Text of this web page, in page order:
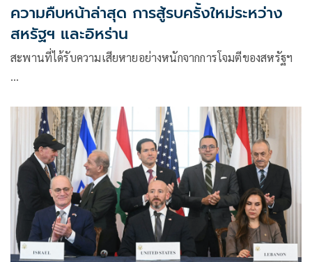
ความคืบหน้าล่าสุด การสู้รบครั้งใหม่ระหว่าง
สหรัฐฯ และอิหร่าน
สะพานที่ได้รับความเสียหายอย่างหนักจากการโจมตีของสหรัฐฯ
…